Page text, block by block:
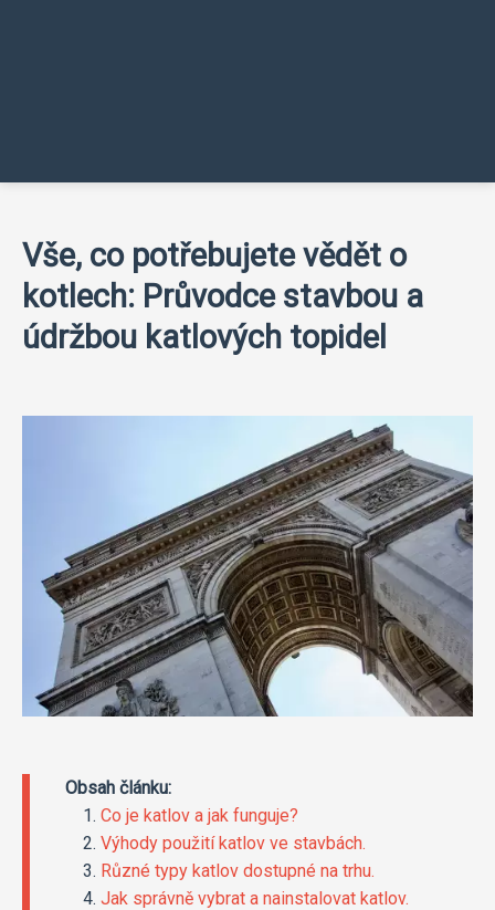
Vše, co potřebujete vědět o
kotlech: Průvodce stavbou a
údržbou katlových topidel
Obsah článku:
Co je katlov a jak funguje?
Výhody použití katlov ve stavbách.
Různé typy katlov dostupné na trhu.
Jak správně vybrat a nainstalovat katlov.